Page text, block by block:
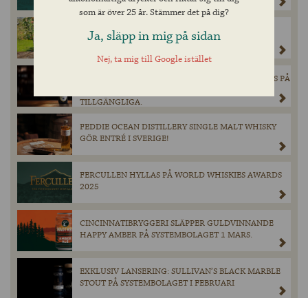
MAGNERS ORIGINAL IRISH CIDER GÖR ETT
TILLFÄLLIGT BESÖK PÅ BURK I SYSTEMBOLAGETS
SORTIMENT DEN 28 MARS.
EXKLUSIV ÖL FRÅN SCHNEIDER WEISSE LANSERAS PÅ
TILLGÄNGLIGA.
FEDDIE OCEAN DISTILLERY SINGLE MALT WHISKY
GÖR ENTRÉ I SVERIGE!
FERCULLEN HYLLAS PÅ WORLD WHISKIES AWARDS
2025
CINCINNATIBRYGGERI SLÄPPER GULDVINNANDE
HAPPY AMBER PÅ SYSTEMBOLAGET 1 MARS.
EXKLUSIV LANSERING: SULLIVAN’S BLACK MARBLE
STOUT PÅ SYSTEMBOLAGET I FEBRUARI
som är över 25 år. Stämmer det på dig?
Ja, släpp in mig på sidan
Nej, ta mig till Google istället